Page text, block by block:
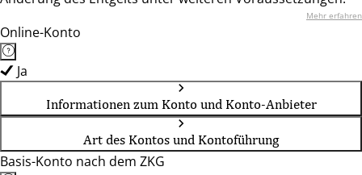
Mehr erfahren
Online-Konto
Ja
Informationen zum Konto und Konto-Anbieter
Art des Kontos und Kontoführung
Basis-Konto nach dem ZKG